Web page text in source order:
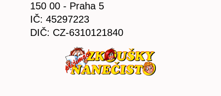
150 00 - Praha 5
IČ: 45297223
DIČ: CZ-6310121840